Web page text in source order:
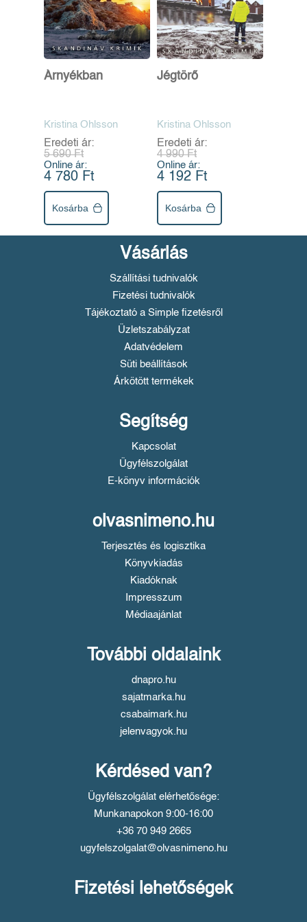
Árnyékban
Kristina Ohlsson
Eredeti ár:
5 690 Ft
Online ár:
4 780 Ft
Kosárba
Jégtörő
Kristina Ohlsson
Eredeti ár:
4 990 Ft
Online ár:
4 192 Ft
Kosárba
Vásárlás
Szállítási tudnivalók
Fizetési tudnivalók
Tájékoztató a Simple fizetésről
Üzletszabályzat
Adatvédelem
Süti beállítások
Árkötött termékek
Segítség
Kapcsolat
Ügyfélszolgálat
E-könyv információk
olvasnimeno.hu
Terjesztés és logisztika
Könyvkiadás
Kiadóknak
Impresszum
Médiaajánlat
További oldalaink
dnapro.hu
sajatmarka.hu
csabaimark.hu
jelenvagyok.hu
Kérdésed van?
Ügyfélszolgálat elérhetősége:
Munkanapokon 9:00-16:00
+36 70 949 2665
ugyfelszolgalat@olvasnimeno.hu
Fizetési lehetőségek